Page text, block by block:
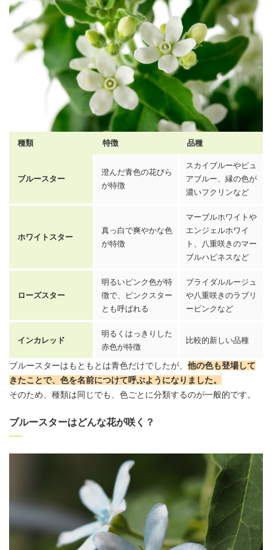
種類 特徴 品種
ブルースター
澄んだ青色の花びら
が特徴
スカイブルーやピュ
アブルー、縁の色が
濃いフクリンなど
ホワイトスター
真っ白で爽やかな色
が特徴
マーブルホワイトや
エンジェルホワイ
ト、八重咲きのマー
ブルハピネスなど
ローズスター
明るいピンク色が特
徴で、ピンクスター
とも呼ばれる
ブライダルルージュ
や八重咲きのラブリ
ーピンクなど
インカレッド
明るくはっきりした
赤色が特徴
比較的新しい品種
ブルースターはもともとは青色だけでしたが、 他の色も登場して
きたことで、色を名前につけて呼ぶようになりました。
そのため、種類は同じでも、色ごとに分類するのが一般的です。
ブルースターはどんな花が咲く？